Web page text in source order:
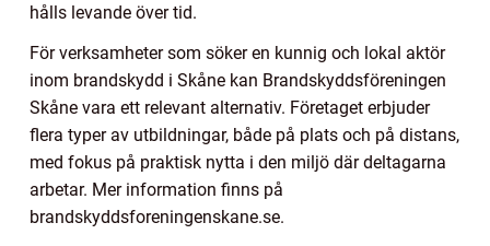
hålls levande över tid.
För verksamheter som söker en kunnig och lokal aktör
inom brandskydd i Skåne kan Brandskyddsföreningen
Skåne vara ett relevant alternativ. Företaget erbjuder
flera typer av utbildningar, både på plats och på distans,
med fokus på praktisk nytta i den miljö där deltagarna
arbetar. Mer information finns på
brandskyddsforeningenskane.se.